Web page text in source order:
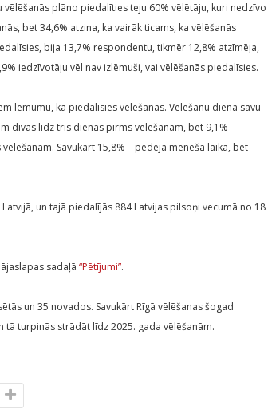
plāno piedalīties teju 60% vēlētāju, kuri nedzīvo
bet 34,6% atzina, ka vairāk ticams, ka vēlēšanās
bija 13,7% respondentu, tikmēr 12,8% atzīmēja,
iedzīvotāju vēl nav izlēmuši, vai vēlēšanās piedalīsies.
lēmumu, ka piedalīsies vēlēšanās. Vēlēšanu dienā savu
divas līdz trīs dienas pirms vēlēšanām, bet 9,1% –
Savukārt 15,8% – pēdējā mēneša laikā, bet
un tajā piedalījās 884 Latvijas pilsoņi vecumā no 18
sadaļā “Pētījumi”.
un 35 novados. Savukārt Rīgā vēlēšanas šogad
turpinās strādāt līdz 2025. gada vēlēšanām.